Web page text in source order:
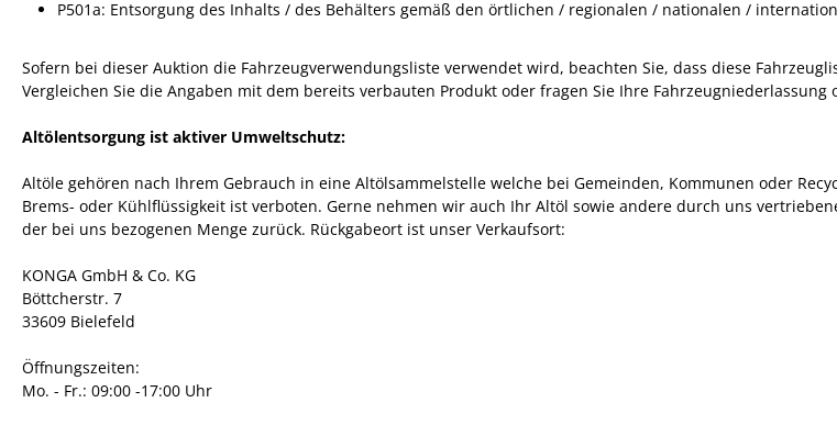
P501a: Entsorgung des Inhalts / des Behälters gemäß den örtlichen / regionalen / nationalen /
Sofern bei dieser Auktion die Fahrzeugverwendungsliste verwendet wird, beachten Sie, dass diese
Vergleichen Sie die Angaben mit dem bereits verbauten Produkt oder fragen Sie Ihre Fahrzeugniederlassung
Altölentsorgung ist aktiver Umweltschutz:
Altöle gehören nach Ihrem Gebrauch in eine Altölsammelstelle welche bei Gemeinden, Kommunen oder
Brems- oder Kühlflüssigkeit ist verboten. Gerne nehmen wir auch Ihr Altöl sowie andere durch uns
der bei uns bezogenen Menge zurück. Rückgabeort ist unser Verkaufsort:
KONGA GmbH & Co. KG
Böttcherstr. 7
33609 Bielefeld
Öffnungszeiten:
Mo. - Fr.: 09:00 -17:00 Uhr